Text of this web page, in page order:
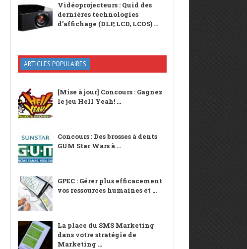
Vidéoprojecteurs : Quid des
dernières technologies
d’affichage (DLP, LCD, LCOS) ...
ARTICLES POPULAIRES
[Mise à jour] Concours : Gagnez
le jeu Hell Yeah! ...
Concours : Des brosses à dents
GUM Star Wars à ...
GPEC : Gérer plus efficacement
vos ressources humaines et ...
La place du SMS Marketing
dans votre stratégie de
Marketing ...